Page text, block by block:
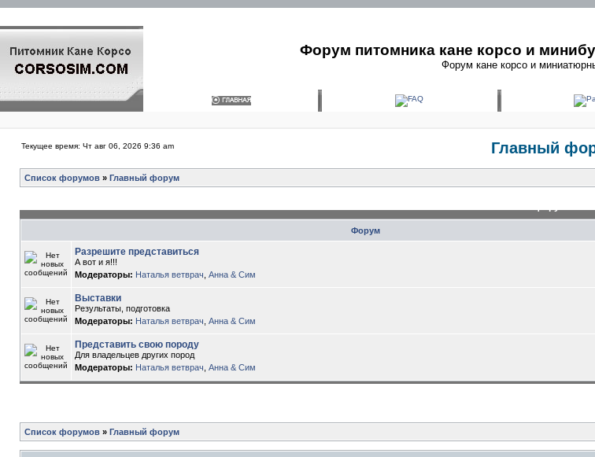
Форум питомника кане корсо и
Форум кане корсо и
Текущее время: Чт авг 06, 2026 9:36 am Главный
Список форумов » Главный форум
Форум
Разрешите представиться
А вот и я!!!
Модераторы: Наталья ветврач Анна & Сим
Выставки
Результаты, подготовка
Модераторы: Наталья ветврач Анна & Сим
Представить свою породу
Для владельцев других пород
Модераторы: Наталья ветврач Анна & Сим
Список форумов » Главный форум